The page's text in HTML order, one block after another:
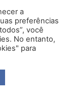
a
preferências
você
No entanto,
para